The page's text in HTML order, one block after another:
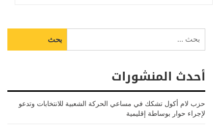
عن:
أحدث المنشورات
حزب لام أكول تشكك في مساعي الحركة الشعبية للانتخابات وتدعو
لإجراء حوار بوساطة إقليمية